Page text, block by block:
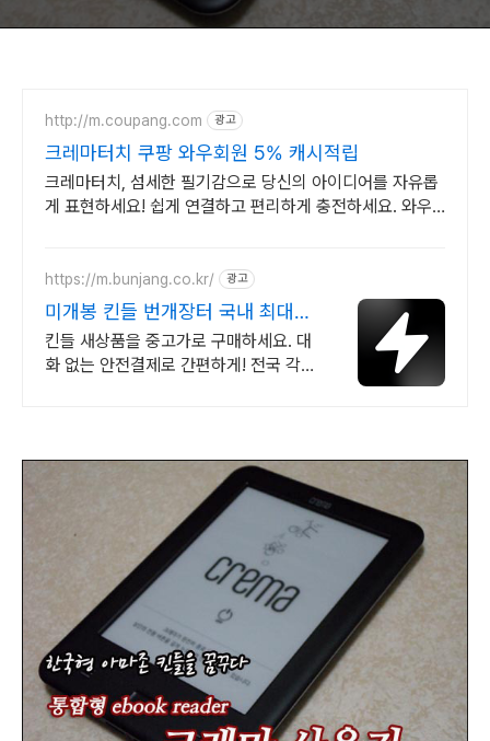
http://m.coupang.com 광고
크레마터치 쿠팡 와우회원 5% 캐시적립
크레마터치, 섬세한 필기감으로 당신의 아이디어를 자유롭
게 표현하세요! 쉽게 연결하고 편리하게 충전하세요. 와우
https://m.bunjang.co.kr/ 광고
미개봉 킨들 번개장터 국내 최대
브랜드 중고거래
킨들 새상품을 중고가로 구매하세요. 대
화 없는 안전결제로 간편하게! 전국 각